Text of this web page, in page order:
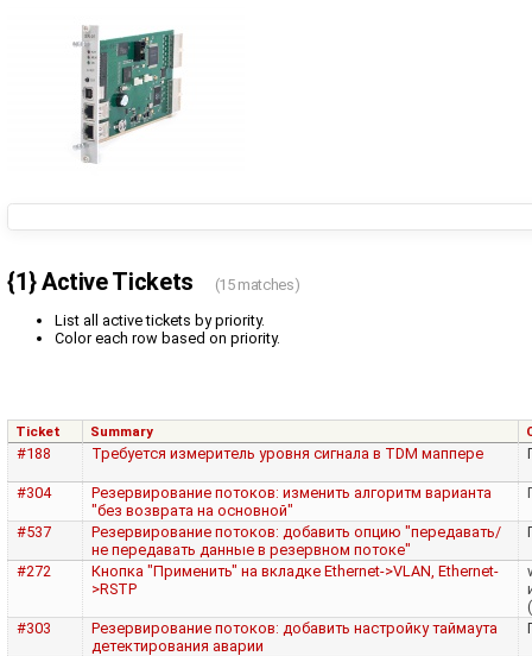
{1} Active Tickets
(15 matches)
List all active tickets by priority.
Color each row based on priority.
Ticket Summary
#188 Требуется измеритель уровня сигнала в TDM маппере
#304
Резервирование потоков: изменить алгоритм варианта
"без возврата на основной"
#537
Резервирование потоков: добавить опцию "передавать/
не передавать данные в резервном потоке"
#272
Кнопка "Применить" на вкладке Ethernet->VLAN, Ethernet-
>RSTP
#303
Резервирование потоков: добавить настройку таймаута
детектирования аварии